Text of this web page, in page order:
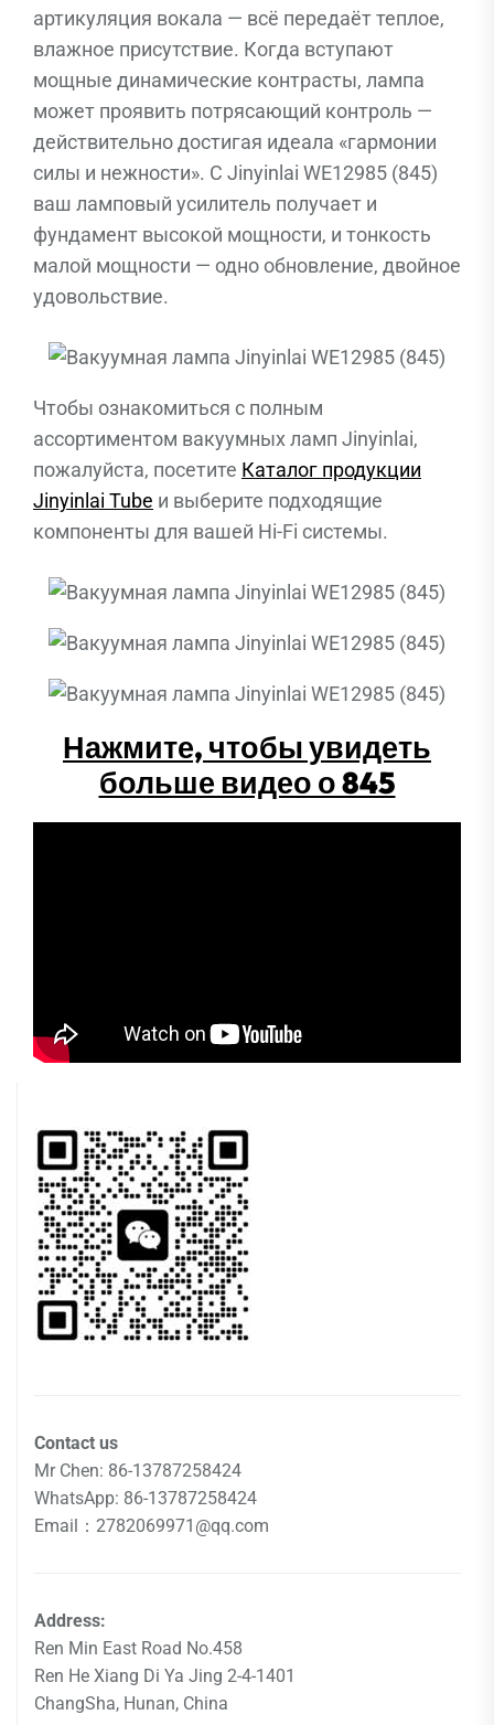
артикуляция вокала — всё передаёт теплое,
влажное присутствие. Когда вступают
мощные динамические контрасты, лампа
может проявить потрясающий контроль —
действительно достигая идеала «гармонии
силы и нежности». С Jinyinlai WE12985 (845)
ваш ламповый усилитель получает и
фундамент высокой мощности, и тонкость
малой мощности — одно обновление, двойное
удовольствие.
Чтобы ознакомиться с полным
ассортиментом вакуумных ламп Jinyinlai,
пожалуйста, посетите Каталог продукции
Jinyinlai Tube и выберите подходящие
компоненты для вашей Hi-Fi системы.
Нажмите, чтобы увидеть
больше видео о 845
Contact us
Mr Chen: 86-13787258424
WhatsApp: 86-13787258424
Email：2782069971@qq.com
Address:
Ren Min East Road No.458
Ren He Xiang Di Ya Jing 2-4-1401
ChangSha, Hunan, China